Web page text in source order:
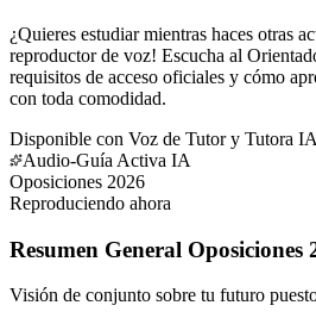
¿Quieres estudiar mientras haces otras
reproductor de voz! Escucha al
requisitos de acceso oficiales y cómo
con toda comodidad.
Disponible con Voz de Tutor y Tutora IA
Audio-Guía Activa IA
Oposiciones 2026
Reproduciendo ahora
Resumen General Oposiciones
Visión de conjunto sobre tu futuro